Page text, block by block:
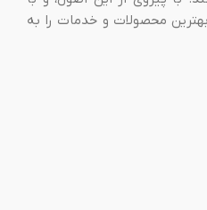
محصولات و خدمات را به